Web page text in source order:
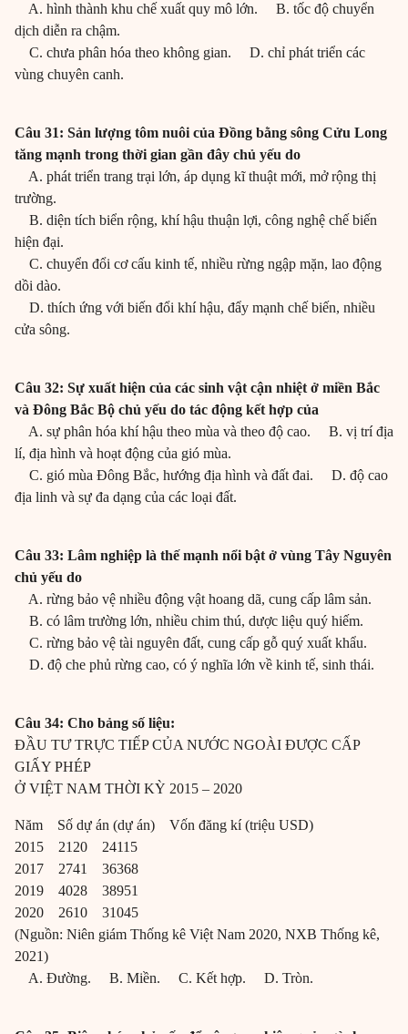
A. hình thành khu chế xuất quy mô lớn. B. tốc độ chuyển
dịch diễn ra chậm.
C. chưa phân hóa theo không gian. D. chỉ phát triển các
vùng chuyên canh.
Câu 31: Sản lượng tôm nuôi của Đồng bằng sông Cửu Long
tăng mạnh trong thời gian gần đây chủ yếu do
A. phát triển trang trại lớn, áp dụng kĩ thuật mới, mở rộng thị
trường.
B. diện tích biển rộng, khí hậu thuận lợi, công nghệ chế biến
hiện đại.
C. chuyển đổi cơ cấu kinh tế, nhiều rừng ngập mặn, lao động
dồi dào.
D. thích ứng với biến đổi khí hậu, đẩy mạnh chế biến, nhiều
cửa sông.
Câu 32: Sự xuất hiện của các sinh vật cận nhiệt ở miền Bắc
và Đông Bắc Bộ chủ yếu do tác động kết hợp của
A. sự phân hóa khí hậu theo mùa và theo độ cao. B. vị trí địa
lí, địa hình và hoạt động của gió mùa.
C. gió mùa Đông Bắc, hướng địa hình và đất đai. D. độ cao
địa linh và sự đa dạng của các loại đất.
Câu 33: Lâm nghiệp là thế mạnh nổi bật ở vùng Tây Nguyên
chủ yếu do
A. rừng bảo vệ nhiều động vật hoang dã, cung cấp lâm sản.
B. có lâm trường lớn, nhiều chim thú, dược liệu quý hiếm.
C. rừng bảo vệ tài nguyên đất, cung cấp gỗ quý xuất khẩu.
D. độ che phủ rừng cao, có ý nghĩa lớn về kinh tế, sinh thái.
Câu 34: Cho bảng số liệu:
ĐẦU TƯ TRỰC TIẾP CỦA NƯỚC NGOÀI ĐƯỢC CẤP
GIẤY PHÉP
Ở VIỆT NAM THỜI KỲ 2015 – 2020
Năm Số dự án (dự án) Vốn đăng kí (triệu USD)
2015 2120 24115
2017 2741 36368
2019 4028 38951
2020 2610 31045
(Nguồn: Niên giám Thống kê Việt Nam 2020, NXB Thống kê,
2021)
A. Đường. B. Miền. C. Kết hợp. D. Tròn.